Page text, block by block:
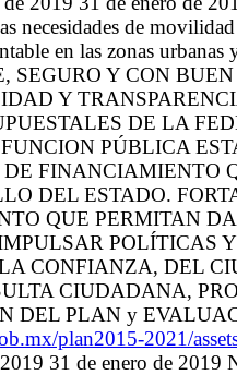
necesidades de
en las zonas
SEGURO Y CON
Y
DE LA
PÚBLICA
FINANCIAMIENTO
DEL ESTADO.
QUE PERMITAN
POLÍTICAS
CONFIANZA, DEL
CIUDADANA,
DEL PLAN y
plan2015-2021/
31 de enero de 2019